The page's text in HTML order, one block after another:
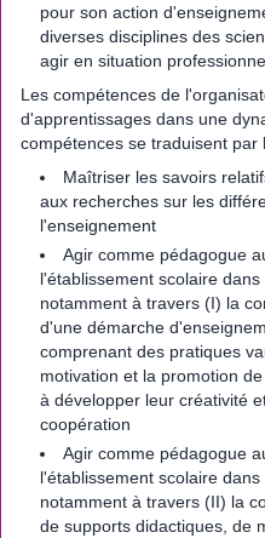
pour son action
diverses disciplines des
agir en situation
Les compétences de
d'apprentissages dans une
compétences se traduisent par
Maîtriser les savoirs
aux recherches sur les
l'enseignement
Agir comme pédagogue
l'établissement scolaire
notamment à travers (I) la
d'une démarche
comprenant des pratiques
motivation et la promotion
à développer leur créativité
coopération
Agir comme pédagogue
l'établissement scolaire
notamment à travers (II) la
de supports didactiques, de